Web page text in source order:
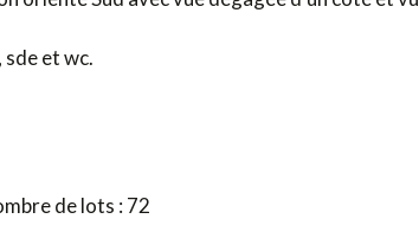
sde et wc.
de lots : 72